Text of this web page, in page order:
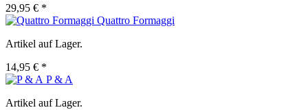
29,95 € *
Quattro Formaggi
Artikel auf Lager.
14,95 € *
P & A
Artikel auf Lager.